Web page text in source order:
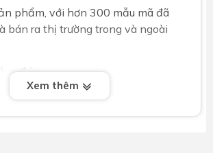
phẩm, với hơn 300 mẫu mã đã
bán ra thị trường trong và ngoài
đáo
viễn đối với dòng sản phẩm Series 2
đối với dòng sản Series 1
Xem thêm